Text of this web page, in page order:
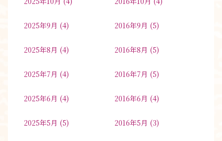
2025年9月 (4)
2025年8月 (4)
2025年7月 (4)
2025年6月 (4)
2025年5月 (5)
2016年9月 (5)
2016年8月 (5)
2016年7月 (5)
2016年6月 (4)
2016年5月 (3)